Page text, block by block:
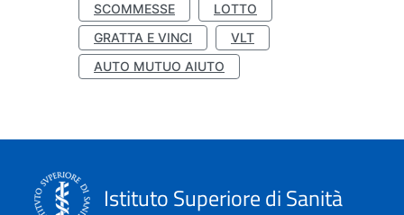
SCOMMESSE
LOTTO
GRATTA E VINCI
VLT
AUTO MUTUO AIUTO
Istituto Superiore di Sanità